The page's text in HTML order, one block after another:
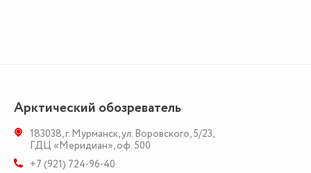
Арктический обозреватель
183038,г. Мурманск,ул. Воровского, 5/23,
ГДЦ «Меридиан», оф. 500
+7 (921) 724-96-40